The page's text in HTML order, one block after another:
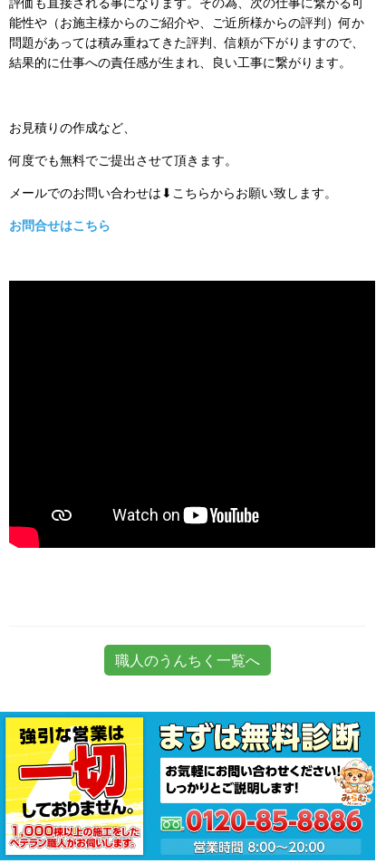
能性や（お施主様からのご紹介や、ご近所様からの評判）何か
問題があっては積み重ねてきた評判、信頼が下がりますので、
結果的に仕事への責任感が生まれ、良い工事に繋がります。
お見積りの作成など、
何度でも無料でご提出させて頂きます。
メールでのお問い合わせは⬇こちらからお願い致します。
お問合せはこちら
職人のうんちく一覧へ